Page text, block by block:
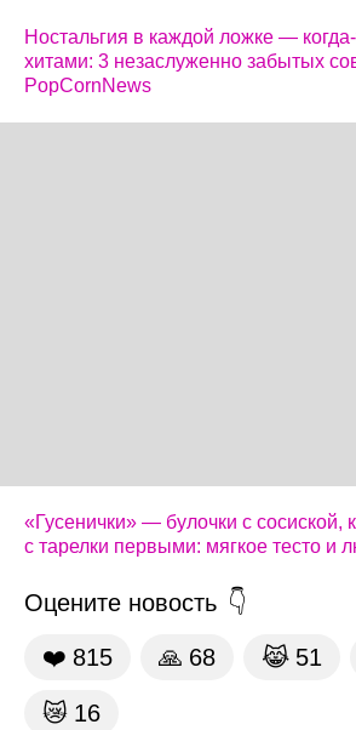
Ностальгия в каждой ложке —
хитами: 3 незаслуженно забытых
PopCornNews
«Гусенички» — булочки с сосиской,
с тарелки первыми: мягкое тесто и
Оцените новость
❤️ 815 🙏 68 😹 51
😿 16